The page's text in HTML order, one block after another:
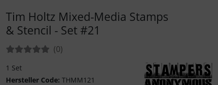
Springe zum Button für Einstellungen
Springe zu den allgemeinen Informationen
Tim Holtz Mixed-Media Stamps
& Stencil - Set #21
Bewertungen:(0Bewertungen
)
1 Set
Hersteller Code: THMM121